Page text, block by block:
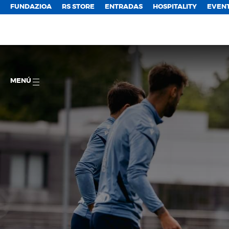
FUNDAZIOA RS STORE ENTRADAS HOSPITALITY
MENÚ